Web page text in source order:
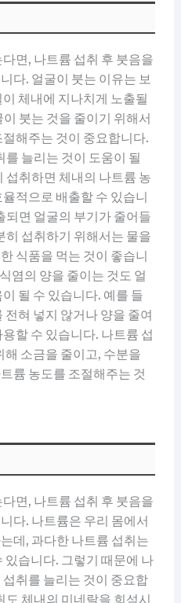
면, 나트륨 섭취 후 붓음을
다. 얼굴이 붓는 이유는 보
체내에 지나치게 노출될
붓는 것을 줄이기 위해서
해주는 것이 중요합니다.
를 늘리는 것이 도움이 될
섭취하면 체내의 나트륨 농
적으로 배출할 수 있습니
되면 얼굴의 부기가 줄어들
히 섭취하기 위해서는 물을
식품을 먹는 것이 좋습니
염의 양을 줄이는 것도 얼
될 수 있습니다. 예를 들
혀 넣지 않거나 양을 줄여
할 수 있습니다. 나트륨 섭
해 소금을 줄이고, 수분을
륨 농도를 조절해주는 것
면, 나트륨 섭취 후 붓음을
다. 나트륨은 우리 몸에서
데, 과다한 나트륨 섭취는
있습니다. 그렇기 때문에 나
취를 늘리는 것이 중요합
도 체내의 미네랄을 희석시